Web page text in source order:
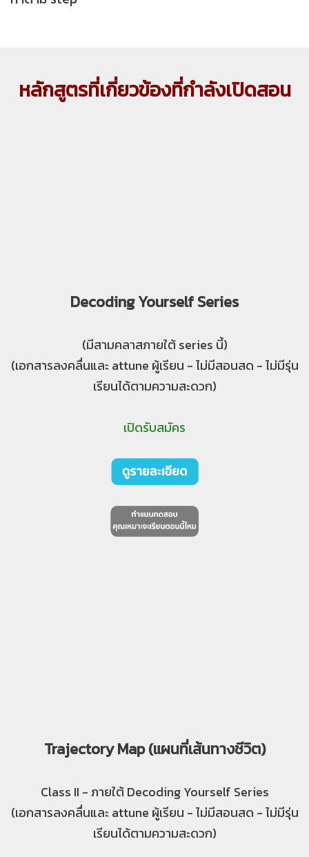
หลักสูตรที่เกี่ยวข้องที่กำลังเปิดสอน
Decoding Yourself Series
(มีสามคลาสภายใต้ series นี้)
(เอกสารลงคลื่นและ attune ผู้เรียน - ไม่มีสอนสด - ไม่มีรุ่น
เรียนได้ตามความสะดวก)
เปิดรับสมัคร
Trajectory Map (แผนที่เส้นทางชีวิต)
Class II - ภายใต้ Decoding Yourself Series
(เอกสารลงคลื่นและ attune ผู้เรียน - ไม่มีสอนสด - ไม่มีรุ่น
เรียนได้ตามความสะดวก)